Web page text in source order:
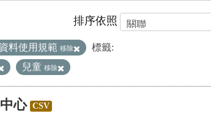
排序依照
料使用規範 移除
標籤:
兒童 移除
心 CSV